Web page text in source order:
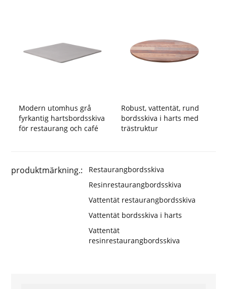
Modern utomhus grå
fyrkantig hartsbordsskiva
för restaurang och café
Robust, vattentät, rund
bordsskiva i harts med
trästruktur
produktmärkning.:
Restaurangbordsskiva
Resinrestaurangbordsskiva
Vattentät restaurangbordsskiva
Vattentät bordsskiva i harts
Vattentät
resinrestaurangbordsskiva